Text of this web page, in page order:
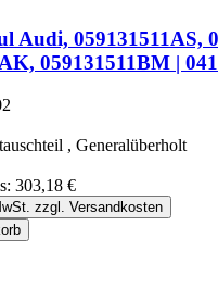
Audi, 059131511AS,
059131511BM |
, Generalüberholt
303,18 €
zzgl. Versandkosten